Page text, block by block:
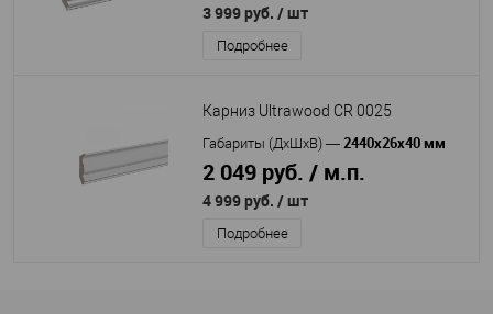
3 999 руб. / шт
Подробнее
Карниз Ultrawood CR 0025
Габариты (ДхШхВ) — 2440x26x40 мм
2 049 руб. / м.п.
4 999 руб. / шт
Подробнее